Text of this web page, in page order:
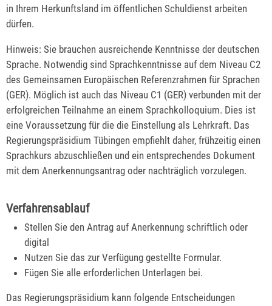
in Ihrem Herkunftsland im öffentlichen Schuldienst arbeiten
dürfen.
Hinweis: Sie brauchen ausreichende Kenntnisse der deutschen
Sprache. Notwendig sind Sprachkenntnisse auf dem Niveau C2
des Gemeinsamen Europäischen Referenzrahmen für Sprachen
(GER). Möglich ist auch das Niveau C1 (GER) verbunden mit der
erfolgreichen Teilnahme an einem Sprachkolloquium. Dies ist
eine Voraussetzung für die die Einstellung als Lehrkraft. Das
Regierungspräsidium Tübingen empfiehlt daher, frühzeitig einen
Sprachkurs abzuschließen und ein entsprechendes Dokument
mit dem Anerkennungsantrag oder nachträglich vorzulegen.
Verfahrensablauf
Stellen Sie den Antrag auf Anerkennung schriftlich oder
digital
Nutzen Sie das zur Verfügung gestellte Formular.
Fügen Sie alle erforderlichen Unterlagen bei.
Das Regierungspräsidium kann folgende Entscheidungen